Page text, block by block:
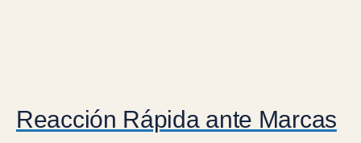
Reacción Rápida ante Marcas